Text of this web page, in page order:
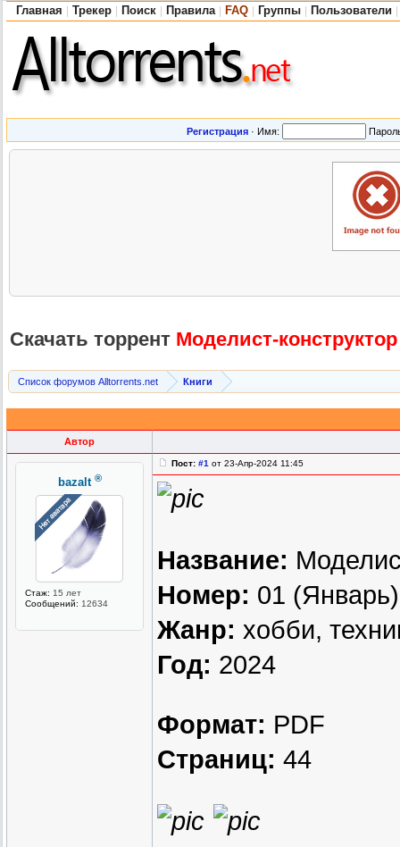
Главная Трекер Поиск Правила FAQ Группы Пользователи
Регистрация · Имя:
Скачать торрент Моделист-кон
Список форумов Alltorrents.net Книги
Автор
bazalt ®
Стаж: 15 лет
Сообщений: 12634
Пост: #1 от 23-Апр-2024 11:45
Название:
Номер: 01 (Январь)
Жанр: хобби,
Год: 2024
Формат: PDF
Страниц: 44